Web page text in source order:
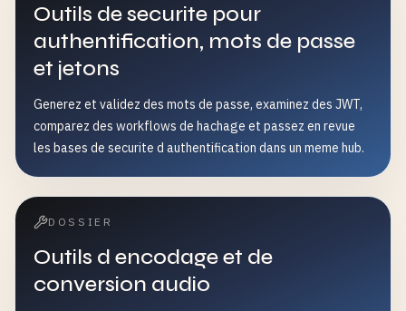
Outils de securite pour
authentification, mots de passe
et jetons
Generez et validez des mots de passe, examinez des JWT,
comparez des workflows de hachage et passez en revue
les bases de securite d authentification dans un meme hub.
DOSSIER
Outils d encodage et de
conversion audio